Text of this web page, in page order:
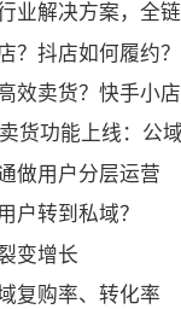
做用户分层运营
户转到私域？
变增长
复购率、转化率